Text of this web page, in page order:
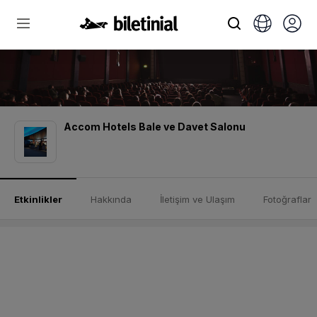
Accom Hotels Bale ve Davet Salonu
Etkinlikler Hakkında İletişim ve Ulaşım Fotoğraflar